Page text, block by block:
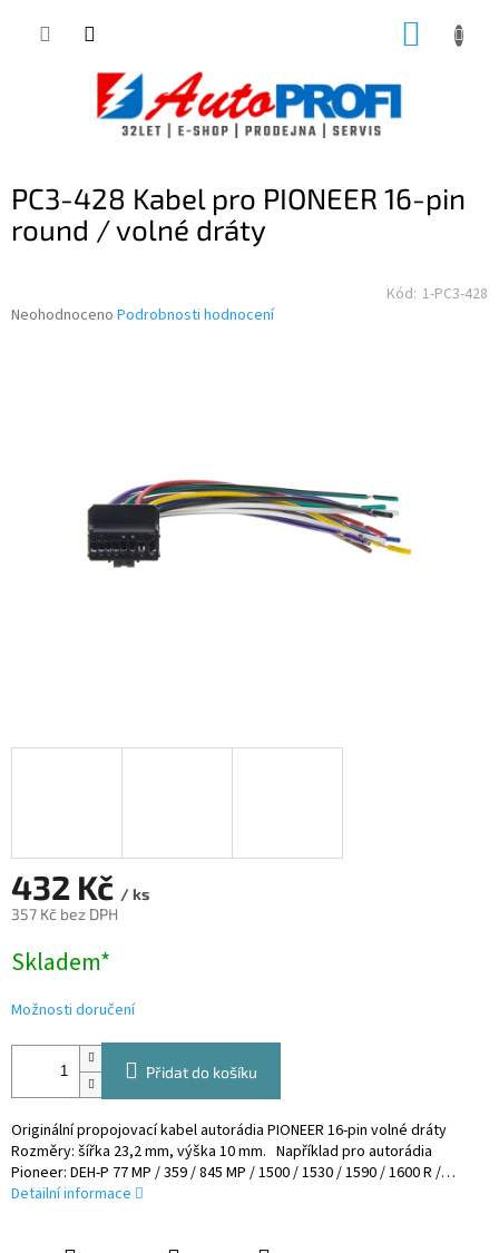
PC3-428 Kabel pro PIONEER 16-pin
round / volné dráty
Kód: 1-PC3-428
Průměrné
Neohodnoceno Podrobnosti hodnocení
432 Kč / ks
357 Kč bez DPH
cena:
Skladem*
Možnosti doručení
Přidat do košíku
Originální propojovací kabel autorádia PIONEER 16-pin volné dráty
Rozměry: šířka 23,2 mm, výška 10 mm. Například pro autorádia
Pioneer: DEH-P 77 MP / 359 / 845 MP / 1500 / 1530 / 1590 / 1600 R /…
Detailní informace